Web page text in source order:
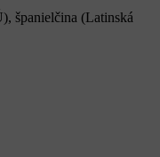
španielčina (Latinská